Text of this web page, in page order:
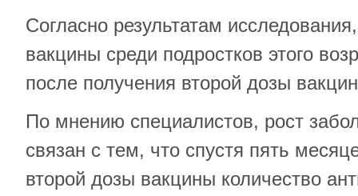
Согласно результатам
вакцины среди подростков этого
после получения второй дозы
По мнению специалистов, рост
связан с тем, что спустя пять
второй дозы вакцины количество